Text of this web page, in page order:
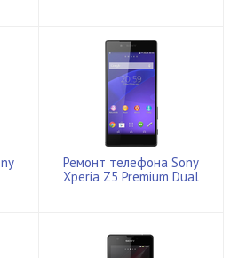
Ремонт телефона Sony
Xperia Z5 Premium Dual